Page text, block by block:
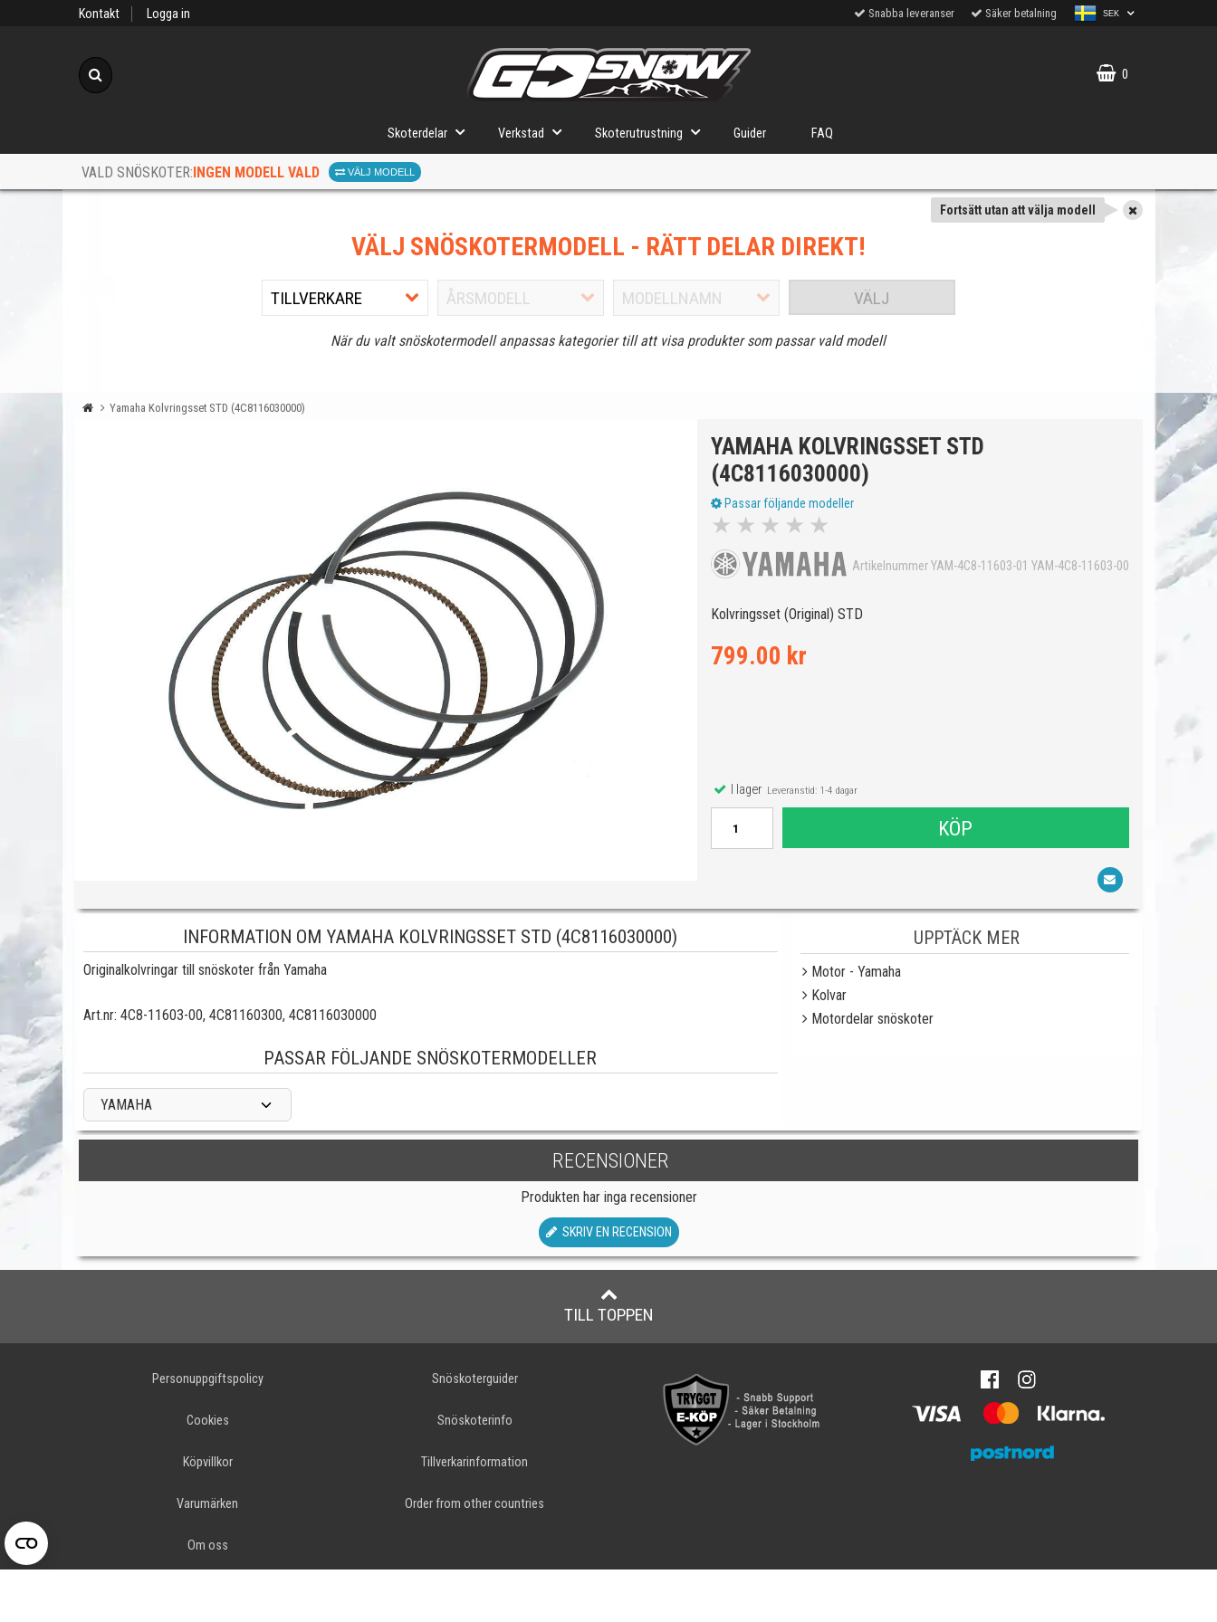
Kontakt Logga in Snabba leveranser Säker betalning SEK
0
Skoterdelar Verkstad Skoterutrustning Guider FAQ
VALD SNÖSKOTER:INGEN MODELL VALD VÄLJ MODELL
Fortsätt utan att välja modell
VÄLJ SNÖSKOTERMODELL - RÄTT DELAR DIREKT!
VÄLJ
När du valt snöskotermodell anpassas kategorier till att visa produkter som passar vald modell
Yamaha Kolvringsset STD (4C8116030000)
YAMAHA KOLVRINGSSET STD
(4C8116030000)
Passar följande modeller
★ ★ ★ ★ ★
Artikelnummer YAM-4C8-11603-01 YAM-4C8-11603-00
Kolvringsset (Original) STD
799.00 kr
I lagerLeveranstid: 1-4 dagar
KÖP
INFORMATION OM YAMAHA KOLVRINGSSET STD (4C8116030000)
Originalkolvringar till snöskoter från Yamaha
Art.nr: 4C8-11603-00, 4C81160300, 4C8116030000
PASSAR FÖLJANDE SNÖSKOTERMODELLER
YAMAHA
UPPTÄCK MER
Motor - Yamaha
Kolvar
Motordelar snöskoter
RECENSIONER
Produkten har inga recensioner
SKRIV EN RECENSION
TILL TOPPEN
Personuppgiftspolicy
Cookies
Köpvillkor
Varumärken
Om oss
Snöskoterguider
Snöskoterinfo
Tillverkarinformation
Order from other countries